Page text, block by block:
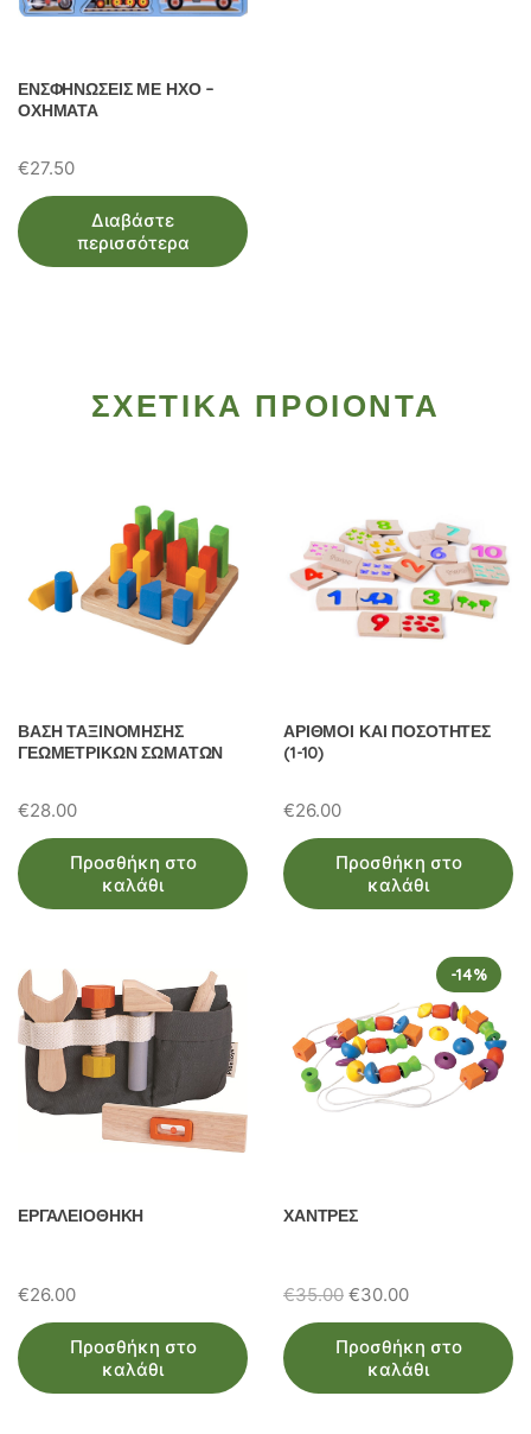
ΕΝΣΦΗΝΩΣΕΙΣ ΜΕ ΗΧΟ –
ΟΧΗΜΑΤΑ
€27.50
Διαβάστε
περισσότερα
ΣΧΕΤΙΚΑ ΠΡΟΙΟΝΤΑ
ΒΑΣΗ ΤΑΞΙΝΟΜΗΣΗΣ
ΓΕΩΜΕΤΡΙΚΩΝ ΣΩΜΑΤΩΝ
€28.00
Προσθήκη στο
καλάθι
ΑΡΙΘΜΟΙ ΚΑΙ ΠΟΣΟΤΗΤΕΣ
(1-10)
€26.00
Προσθήκη στο
καλάθι
ΕΡΓΑΛΕΙΟΘΗΚΗ
€26.00
Προσθήκη στο
καλάθι
-14%
ΧΑΝΤΡΕΣ
€35.00 Original
price
was:
€35.00.
€30.00Η
τρέχουσα
τιμή
είναι:
Προσθήκη στο
καλάθι